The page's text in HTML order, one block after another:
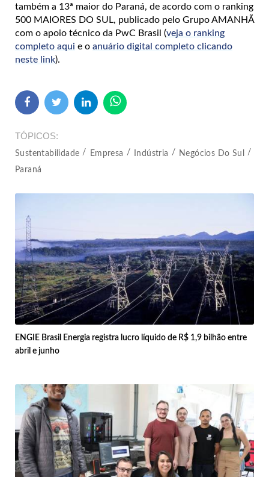
também a 13ª maior do Paraná, de acordo com o ranking
500 MAIORES DO SUL, publicado pelo Grupo AMANHÃ
com o apoio técnico da PwC Brasil (veja o ranking
completo aqui e o anuário digital completo clicando
neste link).
TÓPICOS
Sustentabilidade Empresa Indústria
Negócios Do Sul
Paraná
ENGIE Brasil Energia registra lucro líquido de R$ 1,9 bilhão entre
abril e junho